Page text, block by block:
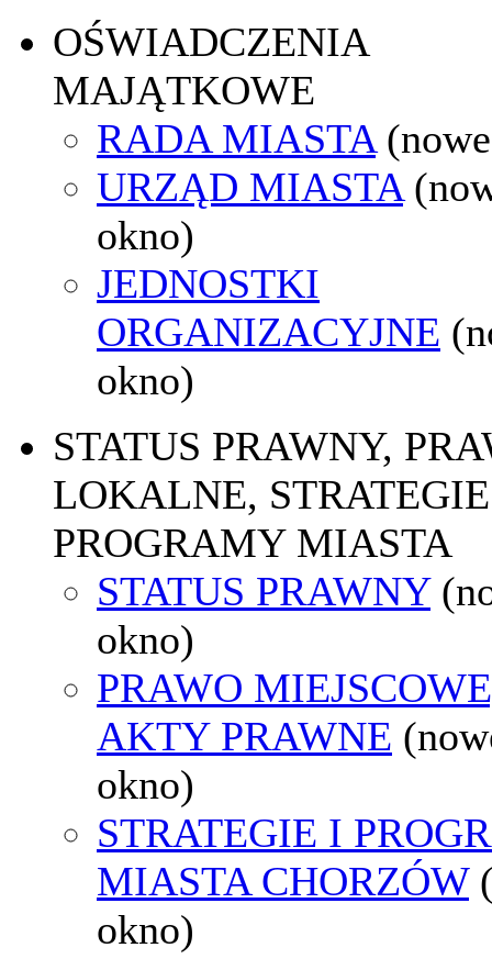
OŚWIADCZENIA
MAJĄTKOWE
RADA MIASTA
URZĄD MIASTA
okno)
JEDNOSTKI
ORGANIZACYJNE
okno)
STATUS PRAWNY,
LOKALNE,
PROGRAMY MIASTA
STATUS PRAWNY
okno)
PRAWO
AKTY PRAWNE
okno)
STRATEGIE I
MIASTA CHORZÓW
okno)